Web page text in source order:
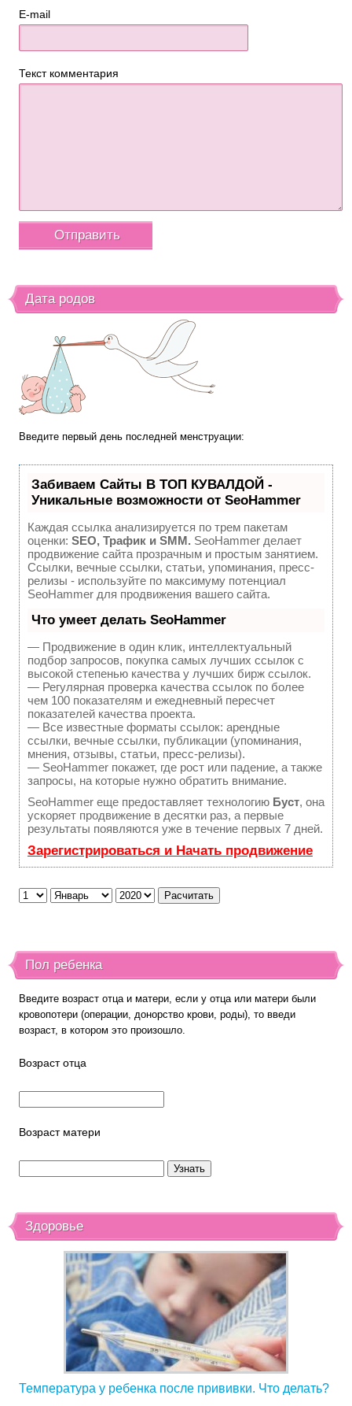
E-mail
Текст комментария
Дата родов
Введите первый день последней менструации:
Забиваем Сайты В ТОП КУВАЛДОЙ -
Уникальные возможности от SeoHammer
Каждая ссылка анализируется по трем пакетам
оценки: SEO, Трафик и SMM. SeoHammer делает
продвижение сайта прозрачным и простым занятием.
Ссылки, вечные ссылки, статьи, упоминания, пресс-
релизы - используйте по максимуму потенциал
SeoHammer для продвижения вашего сайта.
Что умеет делать SeoHammer
— Продвижение в один клик, интеллектуальный
подбор запросов, покупка самых лучших ссылок с
высокой степенью качества у лучших бирж ссылок.
— Регулярная проверка качества ссылок по более
чем 100 показателям и ежедневный пересчет
показателей качества проекта.
— Все известные форматы ссылок: арендные
ссылки, вечные ссылки, публикации (упоминания,
мнения, отзывы, статьи, пресс-релизы).
— SeoHammer покажет, где рост или падение, а также
запросы, на которые нужно обратить внимание.
SeoHammer еще предоставляет технологию Буст, она
ускоряет продвижение в десятки раз, а первые
результаты появляются уже в течение первых 7 дней.
Зарегистрироваться и Начать продвижение
Пол ребенка
Введите возраст отца и матери, если у отца или матери были
кровопотери (операции, донорство крови, роды), то введи
возраст, в котором это произошло.
Возраст отца
Возраст матери
Здоровье
Температура у ребенка после прививки. Что делать?